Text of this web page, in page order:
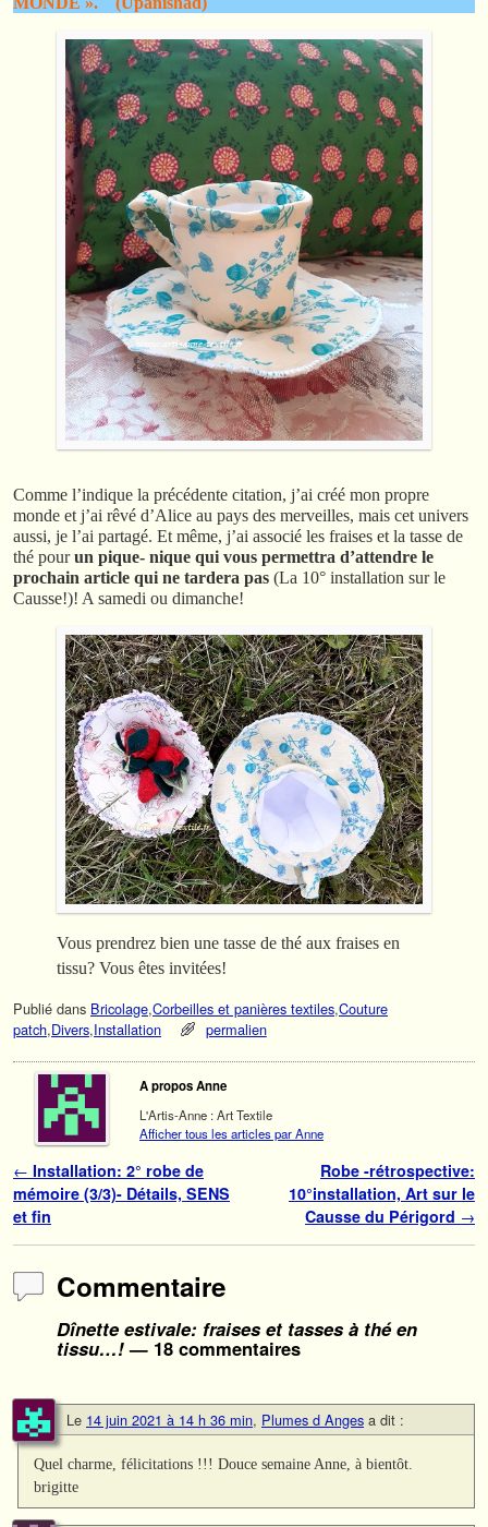
Comme l’indique la précédente citation, j’ai créé mon propre
monde et j’ai rêvé d’Alice au pays des merveilles, mais cet univers
aussi, je l’ai partagé. Et même, j’ai associé les fraises et la tasse de
thé pourun pique- nique qui vous permettra d’attendre le
prochain article qui ne tardera pas (La 10° installation sur le
Causse!)! A samedi ou dimanche!
Vous prendrez bien une tasse de thé aux fraises en
tissu? Vous êtes invitées!
Publié dans Bricolage,Corbeilles et panières textiles,Couture
patch,Divers,Installation permalien
A propos Anne
L'Artis-Anne : Art Textile
Afficher tous les articles par Anne
Navigation des articles
← Installation: 2° robe de
mémoire (3/3)- Détails, SENS
et fin
Robe -rétrospective:
10°installation, Art sur le
Causse du Périgord →
Commentaire
Dînette estivale: fraises et tasses à thé en
tissu…!— 18 commentaires
Le 14 juin 2021 à 14 h 36 min, Plumes d Anges a dit :
Quel charme, félicitations !!! Douce semaine Anne, à bientôt.
brigitte